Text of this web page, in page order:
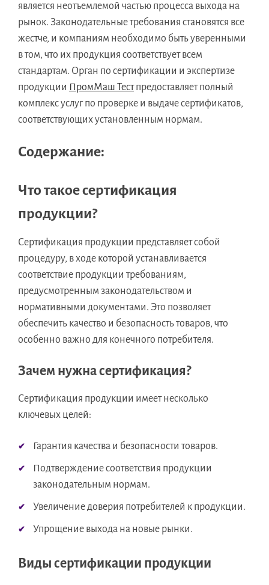
является неотъемлемой частью процесса выхода на
рынок. Законодательные требования становятся все
жестче, и компаниям необходимо быть уверенными
в том, что их продукция соответствует всем
стандартам. Орган по сертификации и экспертизе
продукции ПромМаш Тестпредоставляет полный
комплекс услуг по проверке и выдаче сертификатов,
соответствующих установленным нормам.
Содержание:
Что такое сертификация
продукции?
Сертификация продукции представляет собой
процедуру, в ходе которой устанавливается
соответствие продукции требованиям,
предусмотренным законодательством и
нормативными документами. Это позволяет
обеспечить качество и безопасность товаров, что
особенно важно для конечного потребителя.
Зачем нужна сертификация?
Сертификация продукции имеет несколько
ключевых целей:
Гарантия качества и безопасности товаров.
Подтверждение соответствия продукции
законодательным нормам.
Увеличение доверия потребителей к продукции.
Упрощение выхода на новые рынки.
Виды сертификации продукции